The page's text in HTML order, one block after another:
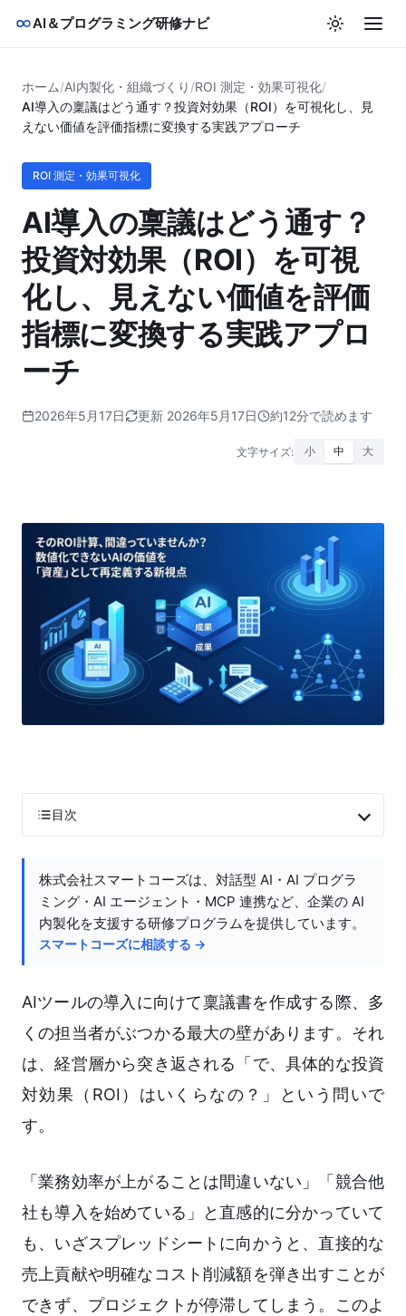
AI＆プログラミング研修ナビ
ホーム/AI内製化・組織づくり /ROI 測定・効果可視化/
AI導入の稟議はどう通す？投資対効果（ROI）を可視化し、見
えない価値を評価指標に変換する実践アプローチ
ROI 測定・効果可視化
AI導入の稟議はどう通す？
投資対効果（ROI）を可視
化し、見えない価値を評価
指標に変換する実践アプロ
ーチ
2026年5月17日 更新 2026年5月17日 約12分で読めます
文字サイズ: 小 中 大
目次
株式会社スマートコーズは、対話型 AI・AI プログラ
ミング・AI エージェント・MCP 連携など、企業の AI
内製化を支援する研修プログラムを提供しています。
スマートコーズに相談する →
AIツールの導入に向けて稟議書を作成する際、多
くの担当者がぶつかる最大の壁があります。それ
は、経営層から突き返される「で、具体的な投資
対効果（ROI）はいくらなの？」という問いで
す。
「業務効率が上がることは間違いない」「競合他
社も導入を始めている」と直感的に分かっていて
も、いざスプレッドシートに向かうと、直接的な
売上貢献や明確なコスト削減額を弾き出すことが
できず、プロジェクトが停滞してしまう。このよ